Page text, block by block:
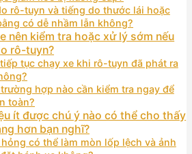
rô-tuyn và tiếng do thước lái hoặc
có dễ nhầm lẫn không?
nên kiểm tra hoặc xử lý sớm nếu
rô-tuyn?
tục chạy xe khi rô-tuyn đã phát ra
hợp nào cần kiểm tra ngay để
toàn?
ít được chú ý nào có thể cho thấy
hơn bạn nghĩ?
có thể làm mòn lốp lệch và ảnh